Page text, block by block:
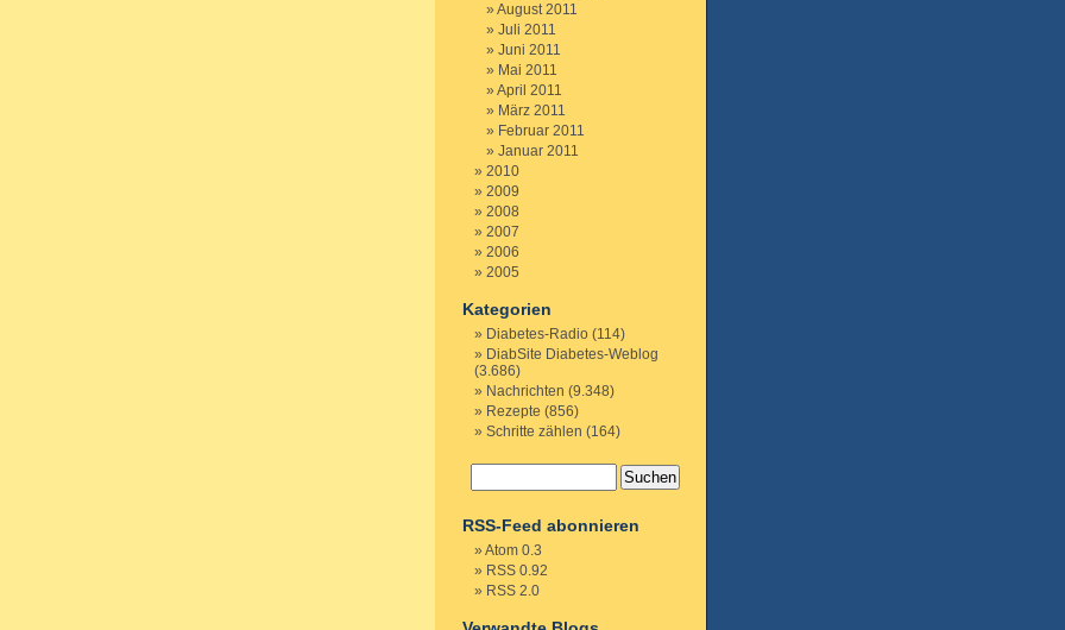
August 2011
Juli 2011
Juni 2011
Mai 2011
April 2011
März 2011
Februar 2011
Januar 2011
2010
2009
2008
2007
2006
2005
Kategorien
Diabetes-Radio (114)
DiabSite Diabetes-Weblog
(3.686)
Nachrichten (9.348)
Rezepte (856)
Schritte zählen (164)
RSS-Feed abonnieren
Atom 0.3
RSS 0.92
RSS 2.0